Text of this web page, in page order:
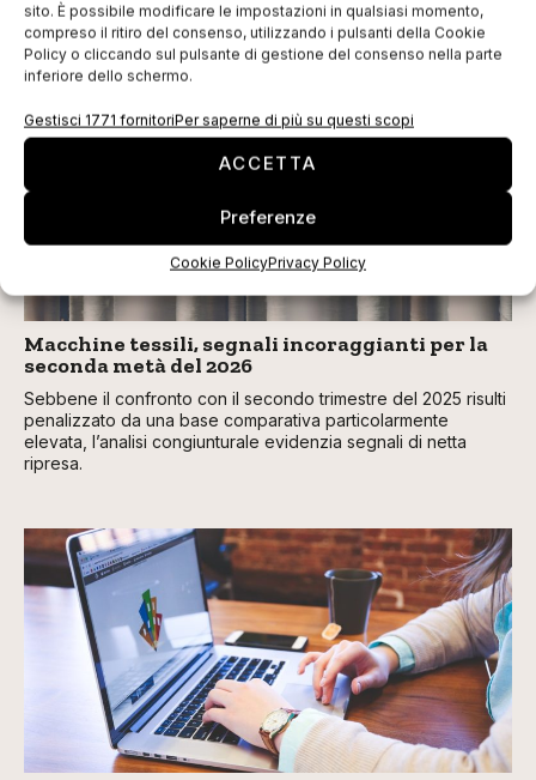
sito. È possibile modificare le impostazioni in qualsiasi momento,
compreso il ritiro del consenso, utilizzando i pulsanti della Cookie
Policy o cliccando sul pulsante di gestione del consenso nella parte
inferiore dello schermo.
Gestisci 1771 fornitoriPer saperne di più su questi scopi
ACCETTA
Preferenze
Cookie PolicyPrivacy Policy
TI POTREBBERO INTERESSARE
Macchine tessili, segnali incoraggianti per la
seconda metà del 2026
Sebbene il confronto con il secondo trimestre del 2025 risulti
penalizzato da una base comparativa particolarmente
elevata, l’analisi congiunturale evidenzia segnali di netta
ripresa.